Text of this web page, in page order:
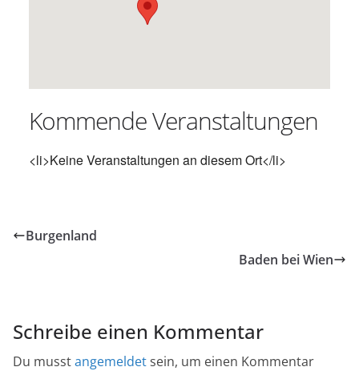
Kommende Veranstaltungen
<li>Keine Veranstaltungen an diesem Ort</li>
Burgenland
Baden bei Wien
Schreibe einen Kommentar
Du musstangemeldetsein, um einen Kommentar